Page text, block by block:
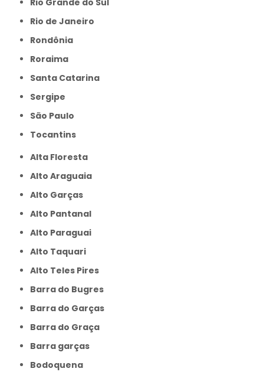
Rio Grande do Sul
Rio de Janeiro
Rondônia
Roraima
Santa Catarina
Sergipe
São Paulo
Tocantins
Alta Floresta
Alto Araguaia
Alto Garças
Alto Pantanal
Alto Paraguai
Alto Taquari
Alto Teles Pires
Barra do Bugres
Barra do Garças
Barra do Graça
Barra garças
Bodoquena